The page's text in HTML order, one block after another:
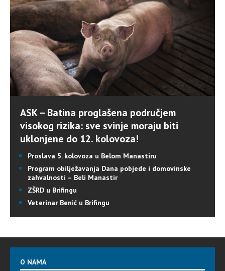
ASK – Batina proglašena područjem
visokog rizika: sve svinje moraju biti
uklonjene do 12. kolovoza!
Proslava 5. kolovoza u Belom Manastiru
Program obilježavanja Dana pobjede i domovinske
zahvalnosti – Beli Manastir
ZŠRD u Brifingu
Veterinar Benić u Brifingu
O NAMA